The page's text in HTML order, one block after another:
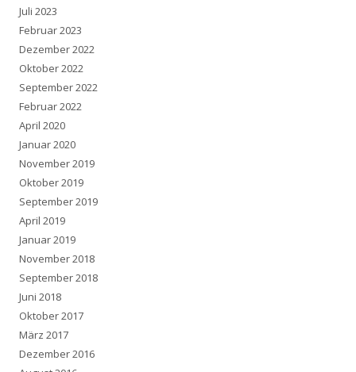
Juli 2023
Februar 2023
Dezember 2022
Oktober 2022
September 2022
Februar 2022
April 2020
Januar 2020
November 2019
Oktober 2019
September 2019
April 2019
Januar 2019
November 2018
September 2018
Juni 2018
Oktober 2017
März 2017
Dezember 2016